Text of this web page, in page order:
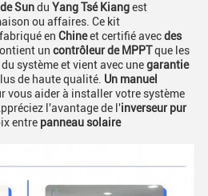
Sundu Yang Tsé Kiangest
ou affaires. Ce kit
en Chineet certifié avecdes
un contrôleur de MPPTque les
système et vient avec unegarantie
de haute qualité. Un manuel
vous aider à installer votre système
l'avantage de l'inverseur pur
entre panneau solaire